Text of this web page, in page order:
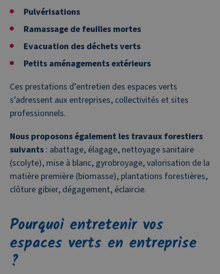
Pulvérisations
Ramassage de feuilles mortes
Evacuation des déchets verts
Petits aménagements extérieurs
Ces prestations d’entretien des espaces verts
s’adressent aux entreprises, collectivités et sites
professionnels.
Nous proposons également les travaux forestiers
suivants : abattage, élagage, nettoyage sanitaire
(scolyte), mise à blanc, gyrobroyage, valorisation de la
matière première (biomasse), plantations forestières,
clôture gibier, dégagement, éclaircie.
Pourquoi entretenir vos
espaces verts en entreprise
?